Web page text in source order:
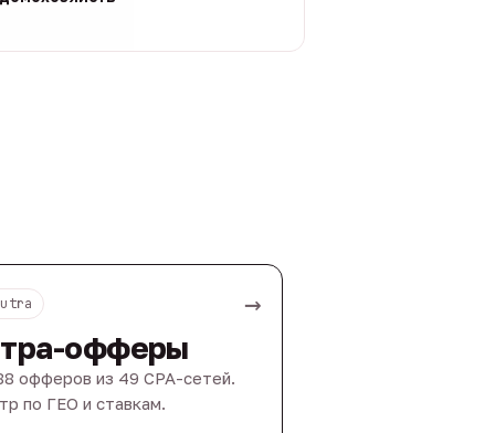
→
офферы
офферов из 49 CPA-сетей.
по ГЕО и ставкам.